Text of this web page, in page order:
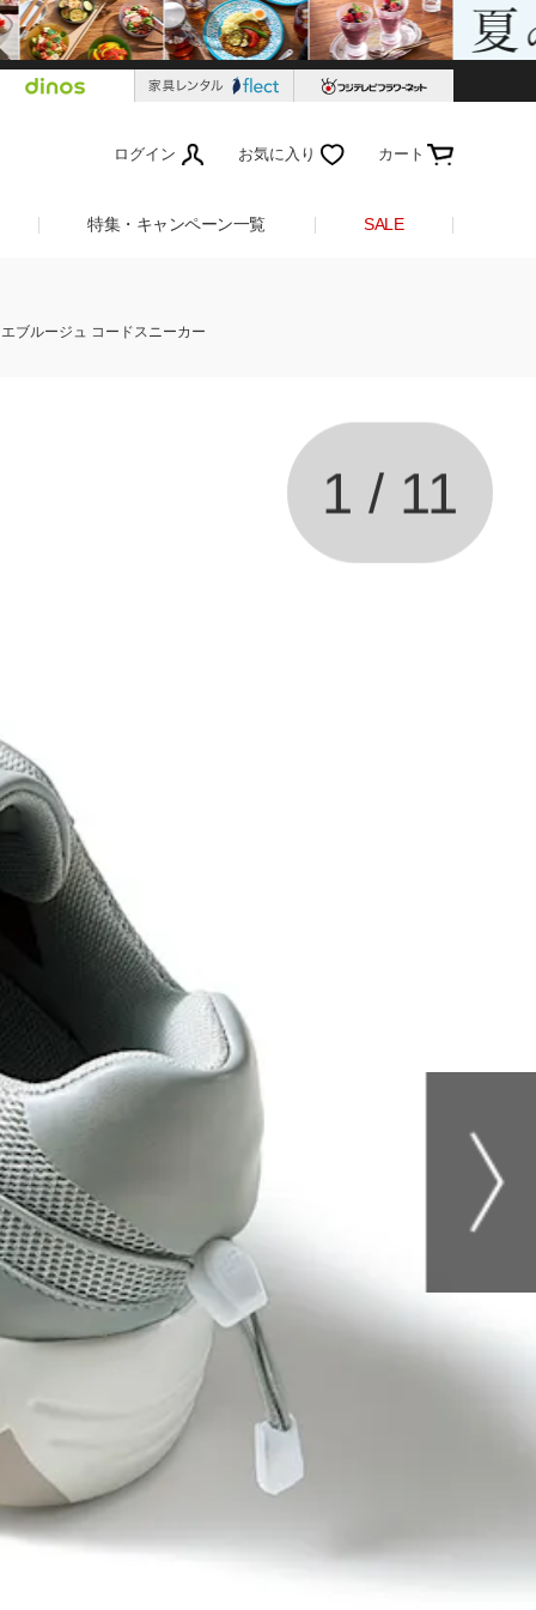
ログイン お気に入り カート
特集・キャンペーン一覧 SALE
ブルージュ コードスニーカー
1 / 11